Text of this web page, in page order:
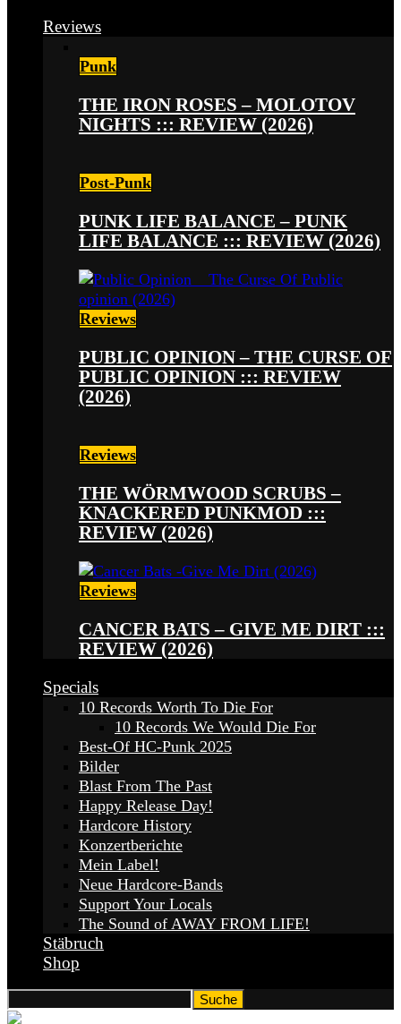
Reviews
Punk
THE IRON ROSES – MOLOTOV
NIGHTS ::: REVIEW (2026)
Post-Punk
PUNK LIFE BALANCE – PUNK
LIFE BALANCE ::: REVIEW (2026)
Reviews
PUBLIC OPINION – THE CURSE OF
PUBLIC OPINION ::: REVIEW
(2026)
Reviews
THE WÖRMWOOD SCRUBS –
KNACKERED PUNKMOD :::
REVIEW (2026)
Reviews
CANCER BATS – GIVE ME DIRT :::
REVIEW (2026)
Specials
10 Records Worth To Die For
10 Records We Would Die For
Best-Of HC-Punk 2025
Bilder
Blast From The Past
Happy Release Day!
Hardcore History
Konzertberichte
Mein Label!
Neue Hardcore-Bands
Support Your Locals
The Sound of AWAY FROM LIFE!
Stäbruch
Shop